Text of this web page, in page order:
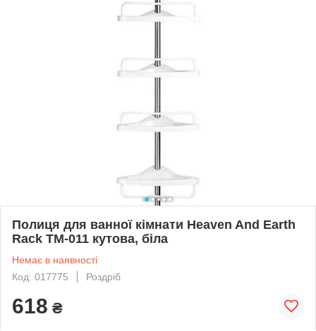
Полиця для ванної кімнати Heaven And Earth
Rack TM-011 кутова, біла
Немає в наявності
Код: 017775
Роздріб
618 ₴